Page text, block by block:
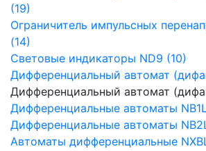
(19)
Ограничитель импульсных
(14)
Световые индикаторы ND9 (10)
Дифференциальный автомат
Дифференциальный автомат
Дифференциальные автоматы
Дифференциальные автоматы
Автоматы дифференциальные